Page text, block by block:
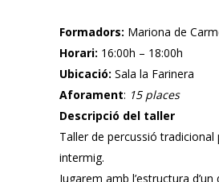
Formadors: Mariona de
Horari: 16:00h – 18:00h
Ubicació: Sala la Farinera
Aforament: 15 places
Descripció del taller
Taller de percussió tradicional
intermig.
Jugarem amb l’estructura